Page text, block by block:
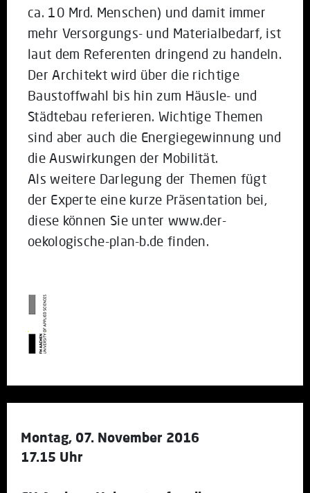
ca. 10 Mrd. Menschen) und damit immer
mehr Versorgungs- und Materialbedarf, ist
laut dem Referenten dringend zu handeln.
Der Architekt wird über die richtige
Baustoffwahl bis hin zum Häusle- und
Städtebau referieren. Wichtige Themen
sind aber auch die Energiegewinnung und
die Auswirkungen der Mobilität.
Als weitere Darlegung der Themen fügt
der Experte eine kurze Präsentation bei,
diese können Sie unter www.der-
oekologische-plan-b.de finden.
Montag, 07. November 2016
17.15 Uhr